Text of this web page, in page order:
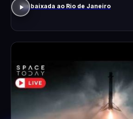
Da baixada ao Rio de Janeiro